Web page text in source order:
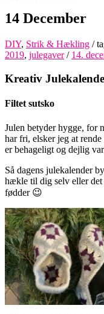
14 December
DIY, Strik & Hækling /
2019, julegaver/ 14.
Kreativ
Filtet sutsko
Julen betyder hygge, for
har fri, elsker jeg at
er behageligt og dejlig
Så dagens julekalender
hækle til dig selv eller
fødder 😉